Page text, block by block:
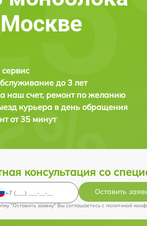
до 3 лет
наш счет, ремонт по желанию
курьера в день обращения
от 35 минут
консультация со
Оставить
"Оставить заявку" Вы соглашаетесь c политикой